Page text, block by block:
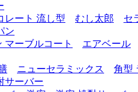
レート 流し型 むし太郎
セ
ン
マーブルコート
エアベール
ニューセラミックス
角型
サーバー